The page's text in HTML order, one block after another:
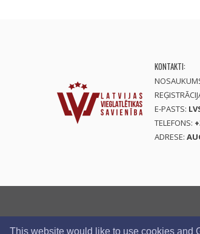
This website would like to use cookies and
KONTAKTI:
E-PASTS:
TELEFONS:
ADRESE: